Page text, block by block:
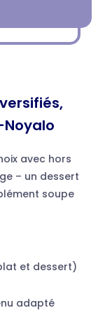
Noyalo
avec hors
– un dessert
soupe
et dessert)
adapté